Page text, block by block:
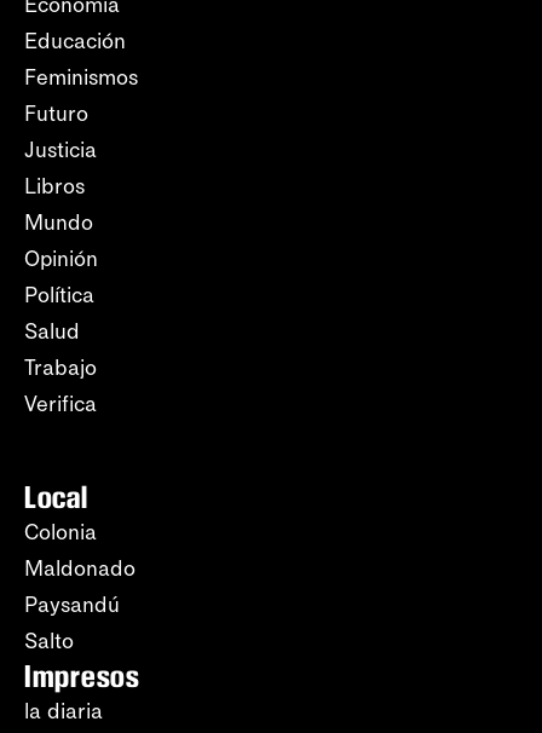
Economía
Educación
Feminismos
Futuro
Justicia
Libros
Mundo
Opinión
Política
Salud
Trabajo
Verifica
Local
Colonia
Maldonado
Paysandú
Salto
Impresos
la diaria